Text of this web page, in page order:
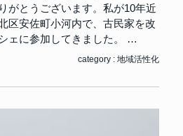
がとうございます。私が10年近
区安佐町小河内で、古民家を改
ェに参加してきました。 …
category :地域活性化